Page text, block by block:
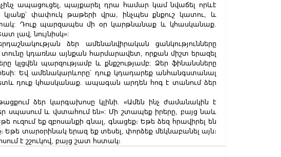
ապացուցել, պայքարել դրա համար կամ նվաճել որևէ
փափուկ թաթերի վրա, ինչպես քնքուշ կատու, և
Դուք պարզապես մի օր կարթնանաք և կհասկանաք.
լավ, նույնիսկ»:
ձեր ամենանվիրական ցանկությունները
կդառնա այնքան հարմարավետ, որքան միշտ երազել
կլցվեն պարզությամբ և քնքշությամբ: Ձեր ֆինանսները
Եվ ամենակարևորը՝ դուք կդադարեք անհանգստանալ
դուք կհասկանաք. ապագան արդեն հոգ է տանում ձեր
ձեր կարգախոսը կլինի. «Ամեն ինչ ժամանակին է
սպասում և վստահում են»: Մի շտապեք իրերը, բայց նաև
​​ուզում եք զբոսանքի գնալ, գնացեք։ Եթե ձեզ հրավիրել են
Եթե տարօրինակ երազ եք տեսել, փորձեք մեկնաբանել այն։
է շշուկով, բայց շատ հստակ։